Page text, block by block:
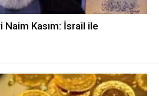
Naim Kasım: İsrail ile